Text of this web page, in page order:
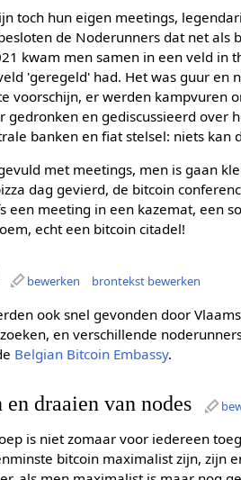
toch hun eigen meetings,
de Noderunners dat net als
kwam men samen in een veld
'geregeld' had. Het was guur en
voorschijn, er werden kampvuren
gedronken en gediscussieerd over
banken en fiat stelsel: niets kan
met meetings, men is gaan
dag gevierd, de bitcoin
een meeting in een kazemat, een
echt een bitcoin citadel!
bewerken brontekst bewerken
ook snel gevonden door
en verschillende
Belgian Bitcoin Embassy.
en draaien van nodes
is niet zomaar voor iedereen
bitcoin maximalist zijn, zijn